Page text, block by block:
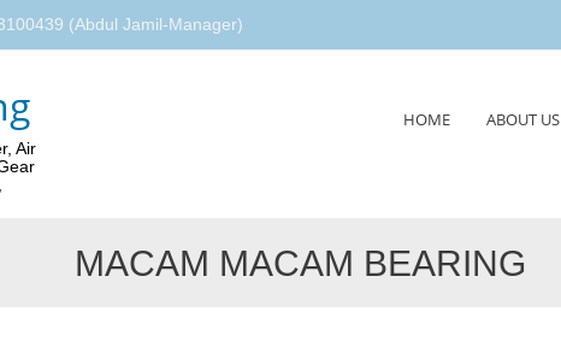
(Abdul Jamil-Manager)
Air
HOME ABOUT US
MACAM MACAM BEARING